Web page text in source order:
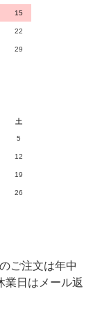
15
22
29
土
5
12
19
26
ご注文は年中
業日はメール返